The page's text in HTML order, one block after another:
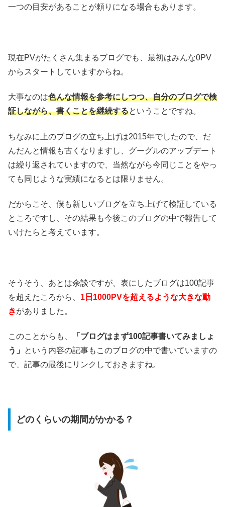
一つの目安があることが頼りになる場合もあります。
現在PVがたくさん集まるブログでも、最初はみんな0PV
からスタートしていますからね。
大事なのは色んな情報を参考にしつつ、自分のブログで検
証しながら、書くことを継続するということですね。
ちなみに上のブログの立ち上げは2015年でしたので、だ
んだんと情報も古くなりますし、グーグルのアップデート
は繰り返されていますので、当然ながら今同じことをやっ
ても同じような実績になるとは限りません。
だからこそ、僕も新しいブログを立ち上げて検証している
ところですし、その結果も今後このブログの中で報告して
いけたらと考えています。
そうそう、あとは余談ですが、表にしたブログは100記事
を超えたころから、 1日1000PVを超えるような大きな動
きがありました。
このことからも、
「ブログはまず100記事書いてみましょ
う」
という内容の記事もこのブログの中で書いていますの
で、記事の最後にリンクしておきますね。
どのくらいの期間がかかる？